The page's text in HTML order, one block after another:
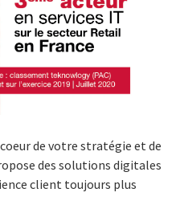
de votre stratégie et de
des solutions digitales
client toujours plus